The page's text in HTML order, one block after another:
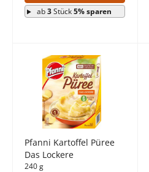
ab3Stück5% sparen
Pfanni Kartoffel Püree
Das Lockere
240 g